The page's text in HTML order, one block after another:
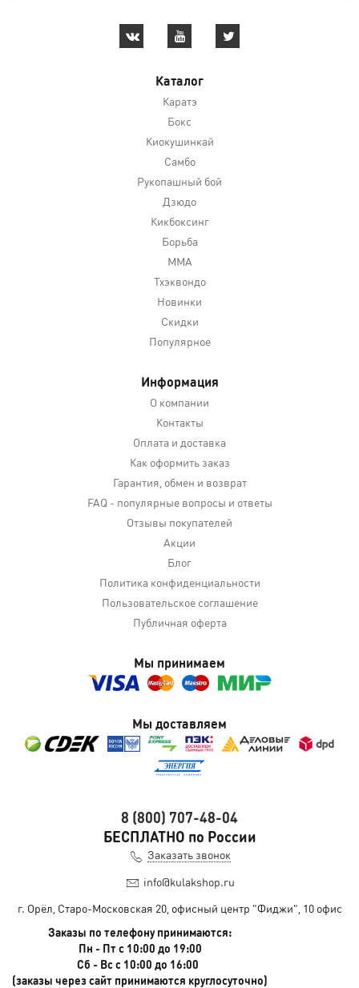
Каталог
Каратэ
Бокс
Киокушинкай
Самбо
Рукопашный бой
Дзюдо
Кикбоксинг
Борьба
MMA
Тхэквондо
Новинки
Скидки
Популярное
Информация
О компании
Контакты
Оплата и доставка
Как оформить заказ
Гарантия, обмен и возврат
FAQ - популярные вопросы и ответы
Отзывы покупателей
Акции
Блог
Политика конфиденциальности
Пользовательское соглашение
Публичная оферта
Мы принимаем
Мы доставляем
8 (800) 707-48-04
БЕСПЛАТНО по России
Заказать звонок
info@kulakshop.ru
г. Орёл, Старо-Московская 20, офисный центр "Фиджи", 10 офис
Заказы по телефону принимаются:
Пн - Пт с 10:00 до 19:00
Сб - Вс с 10:00 до 16:00
(заказы через сайт принимаются круглосуточно)